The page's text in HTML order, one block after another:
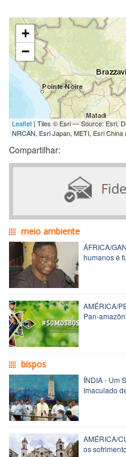
+
−
Leaflet | Tiles © Esri — Source: Esri,
NRCAN, Esri Japan, METI, Esri
Compartilhar:
meio ambiente
ÁFRICA/
humanos é
AMÉRICA/
Pan-
bispos
ÍNDIA - Um
Imaculado de
AMÉRICA/
os